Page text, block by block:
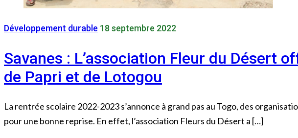
Développement durable 18 septembre 2022
Savanes : L’association Fleur du Désert
de Papri et de Lotogou
La rentrée scolaire 2022-2023 s’annonce à grand pas au Togo, des
pour une bonne reprise. En effet, l’association Fleurs du Désert a […]